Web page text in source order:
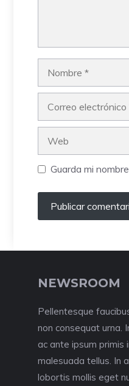
Guarda mi
NEWSROOM
Pellentesque
non consequat urna.
ac ante ipsum primis
malesuada tellus. In
lobortis mollis eget